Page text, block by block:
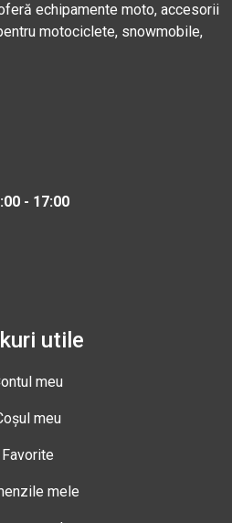
echipamente moto, accesorii
motociclete, snowmobile,
- 17:00
utile
meu
meu
Favorite
mele